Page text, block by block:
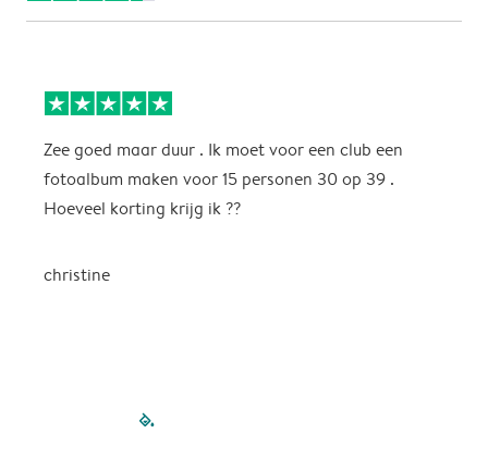
Zee goed maar duur . Ik moet voor een club een
fotoalbum maken voor 15 personen 30 op 39 .
Hoeveel korting krijg ik ??
christine
filled-pagination